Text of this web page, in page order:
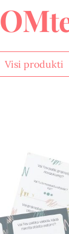
Visi produkti